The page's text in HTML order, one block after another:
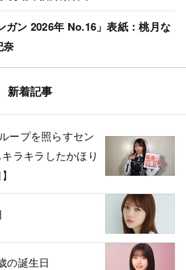
ガン 2026年 No.16」表紙：桃月な
奈
新着記事
ープを照らすセン
ラキラしたかほり
の誕生日